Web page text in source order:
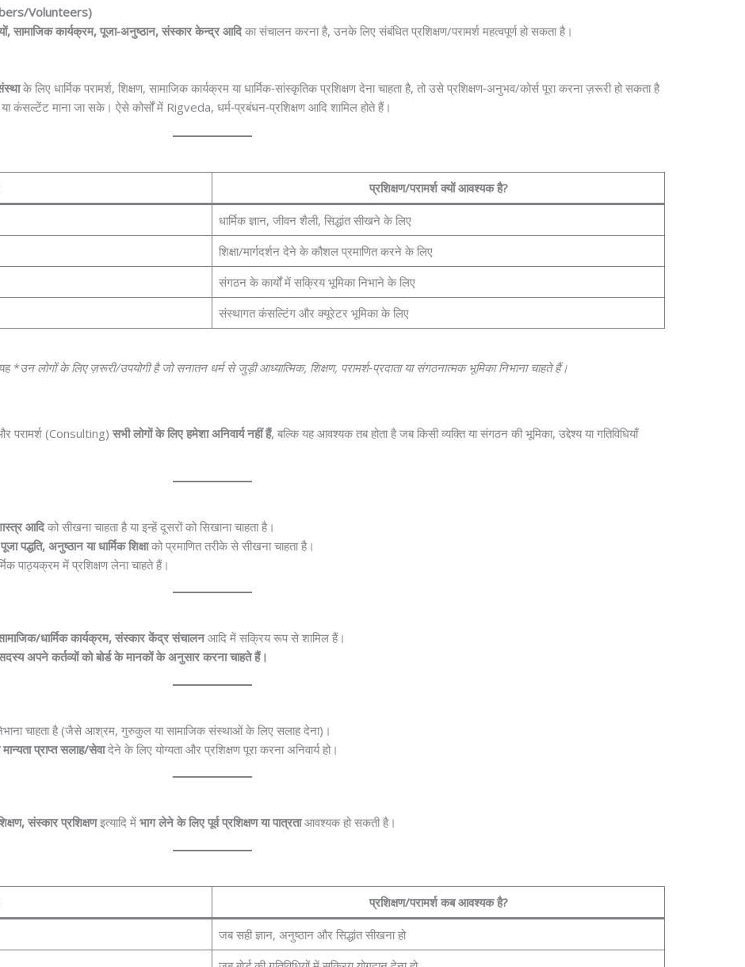
Volunteers)
सामाजिक कार्यक्रम, पूजा‑अनुष्ठान, संस्कार केन्द्र आदिका संचालन करना है, उनके लिए संबंधित प्रशिक्षण/परामर्श महत्वपूर्ण हो सकता है।
के लिए धार्मिक परामर्श, शिक्षण, सामाजिक कार्यक्रम या धार्मिक‑सांस्कृतिक प्रशिक्षण देना चाहता है, तो उसे प्रशिक्षण‑अनुभव/कोर्स पूरा करना ज़रूरी हो सकता है
कंसल्टेंट माना जा सके। ऐसे कोर्सों में Rigveda, धर्म‑प्रबंधन‑प्रशिक्षण आदि शामिल होते हैं।
प्रशिक्षण/परामर्श क्यों आवश्यक है?
धार्मिक ज्ञान, जीवन शैली, सिद्धांत सीखने के लिए
शिक्षा/मार्गदर्शन देने के कौशल प्रमाणित करने के लिए
संगठन के कार्यों में सक्रिय भूमिका निभाने के लिए
संस्थागत कंसल्टिंग और क्यूरेटर भूमिका के लिए
*उन लोगों के लिए ज़रूरी/उपयोगी है जो सनातन धर्म से जुड़ी आध्यात्मिक, शिक्षण, परामर्श‑प्रदाता या संगठनात्मक भूमिका निभाना चाहते हैं।
परामर्श (Consulting)सभी लोगों के लिए हमेशा अनिवार्य नहीं हैं, बल्कि यह आवश्यक तब होता है जब किसी व्यक्ति या संगठन की भूमिका, उद्देश्य या गतिविधियाँ
आदिको सीखना चाहता है या इन्हें दूसरों को सिखाना चाहता है।
पद्धति, अनुष्ठान या धार्मिक शिक्षाको प्रमाणित तरीके से सीखना चाहता है।
पाठ्यक्रम में प्रशिक्षण लेना चाहते हैं।
धार्मिक कार्यक्रम, संस्कार केंद्र संचालनआदि में सक्रिय रूप से शामिल हैं।
सदस्य अपने कर्तव्यों को बोर्ड के मानकों के अनुसार करना चाहते हैं।
चाहता है (जैसे आश्रम, गुरुकुल या सामाजिक संस्थाओं के लिए सलाह देना)।
मान्यता प्राप्त सलाह/सेवादेने के लिए योग्यता और प्रशिक्षण पूरा करना अनिवार्य हो।
संस्कार प्रशिक्षणइत्यादि मेंभाग लेने के लिए पूर्व प्रशिक्षण या पात्रताआवश्यक हो सकती है।
प्रशिक्षण/परामर्श कब आवश्यक है?
जब सही ज्ञान, अनुष्ठान और सिद्धांत सीखना हो